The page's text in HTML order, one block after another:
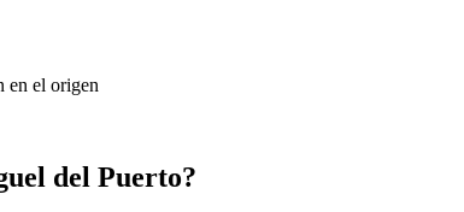
en el origen
del Puerto?